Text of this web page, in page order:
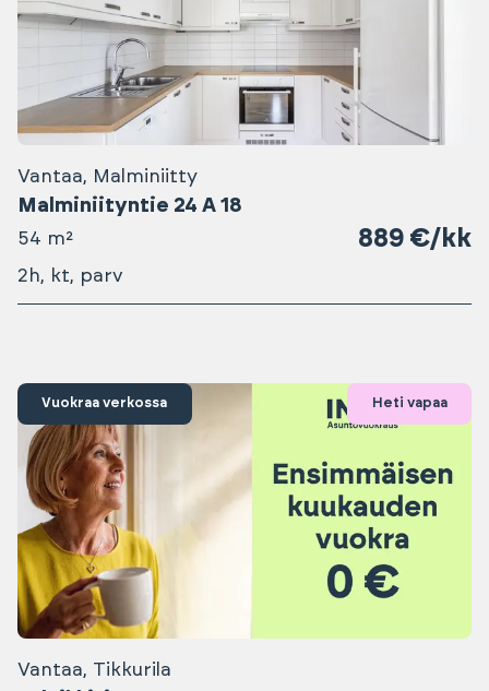
Vantaa, Malminiitty
Malminiityntie 24 A 18
54 m² 889 €/kk
2h, kt, parv
Vuokraa verkossa Heti vapaa
Vantaa, Tikkurila